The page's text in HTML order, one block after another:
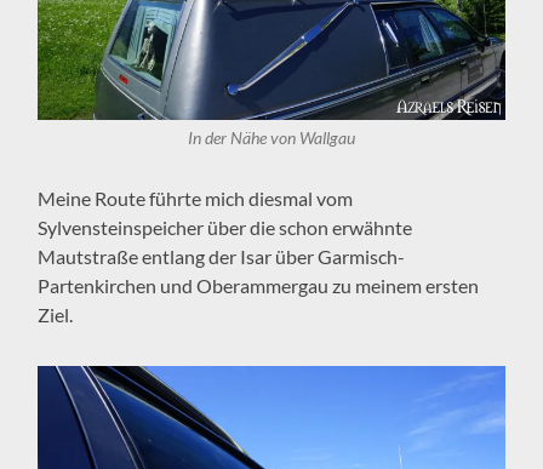
In der Nähe von Wallgau
Meine Route führte mich diesmal vom
Sylvensteinspeicher über die schon erwähnte
Mautstraße entlang der Isar über Garmisch-
Partenkirchen und Oberammergau zu meinem ersten
Ziel.